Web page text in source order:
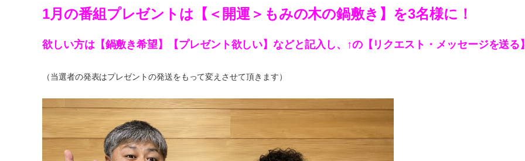
1月の番組プレゼントは【＜開運＞もみの木の鍋敷き】を3名様に！
欲しい方は【鍋敷き希望】【プレゼント欲しい】などと記入し、 ↑の【リクエスト・メッセージを送る
（当選者の発表はプレゼントの発送をもって変えさせて頂きます）